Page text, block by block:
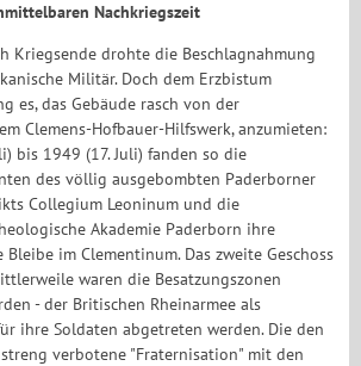
Nachkriegszeit
Kriegsende drohte die Beschlagnahmung
Militär. Doch dem Erzbistum
es, das Gebäude rasch von der
Clemens-Hofbauer-Hilfswerk, anzumieten:
bis 1949 (17. Juli) fanden so die
des völlig ausgebombten Paderborner
Collegium Leoninum und die
Akademie Paderborn ihre
im Clementinum. Das zweite Geschoss
waren die Besatzungszonen
- der Britischen Rheinarmee als
ihre Soldaten abgetreten werden. Die den
verbotene "Fraternisation" mit den